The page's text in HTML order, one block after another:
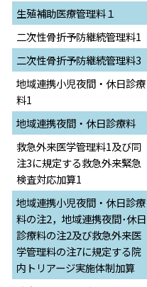
生殖補助医療管理料１
二次性骨折予防継続管理料1
二次性骨折予防継続管理料3
地域連携小児夜間・休日診療
料1
地域連携夜間・休日診療料
救急外来医学管理料1及び同
注3に規定する救急外来緊急
検査対応加算1
地域連携小児夜間・休日診療
料の注2，地域連携夜間･休日
診療料の注2及び救急外来医
学管理料の注7に規定する院
内トリアージ実施体制加算